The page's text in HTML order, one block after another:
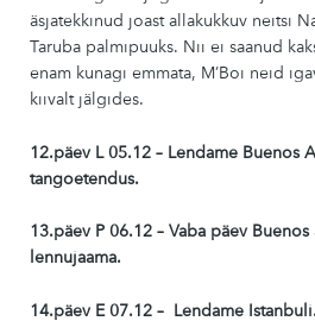
äsjatekkinud joast allakukkuv neitsi
Taruba palmipuuks. Nii ei saanud
enam kunagi emmata, M’Boi neid
kiivalt jälgides.
12.päev L 05.12 – Lendame Buenos
tangoetendus.
13.päev P 06.12 – Vaba päev
lennujaama.
14.päev E 07.12 – Lendame Istanbuli.